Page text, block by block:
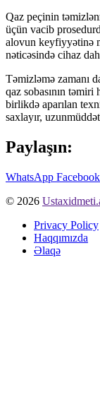
Qaz peçinin
üçün vacib
alovun keyfiyyətinə
nəticəsində cihaz
Təmizləmə zamanı
qaz sobasının
birlikdə aparılan
saxlayır,
Paylaşın:
WhatsApp Facebook
© 2026
Privacy Policy
Haqqımızda
Əlaqə